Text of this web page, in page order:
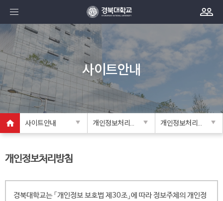
사이트안내
사이트안내
개인정보처리방침
경북대학교는 「개인정보 보호법 제30조」에 따라 정보주체의 개인정